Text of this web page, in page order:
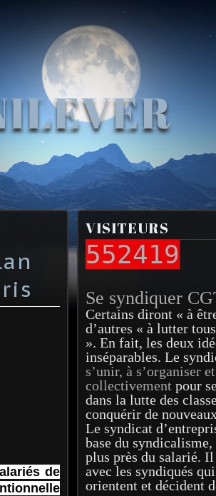
de
VISITEURS
552419
Se syndiquer
Certains diront « à
d’autres « à lutter
». En fait, les deux
inséparables. Le
s’unir, à s’organiser
collectivement pour
dans la lutte des
conquérir de
Le syndicat
base du syndicalisme,
plus près du salarié.
avec les syndiqués
orientent et décident